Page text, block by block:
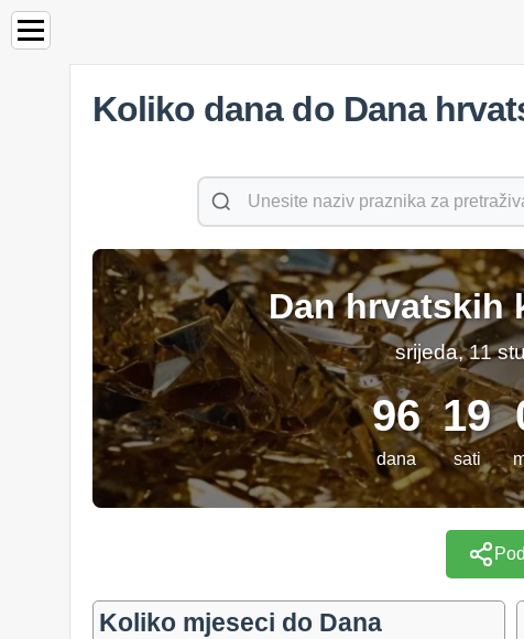
Koliko dana do Dana
Dan hrvatskih
srijeda, 11
96
dana
19
sati
Koliko mjeseci do Dana